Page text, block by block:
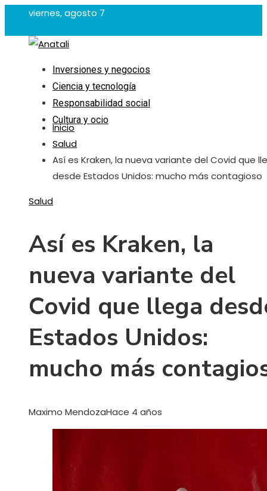
viernes, agosto 7
Inversiones y negocios
Ciencia y tecnología
Responsabilidad social
Cultura y ocio
Inicio
Salud
Así es Kraken, la nueva variante del Covid que
desde Estados Unidos: mucho más contagioso
Salud
Así es Kraken, la
nueva variante del
Covid que llega
Estados Unidos:
mucho más
Maximo MendozaHace 4 años